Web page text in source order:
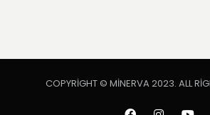
COPYRIGHT © MINERVA 2023. ALL